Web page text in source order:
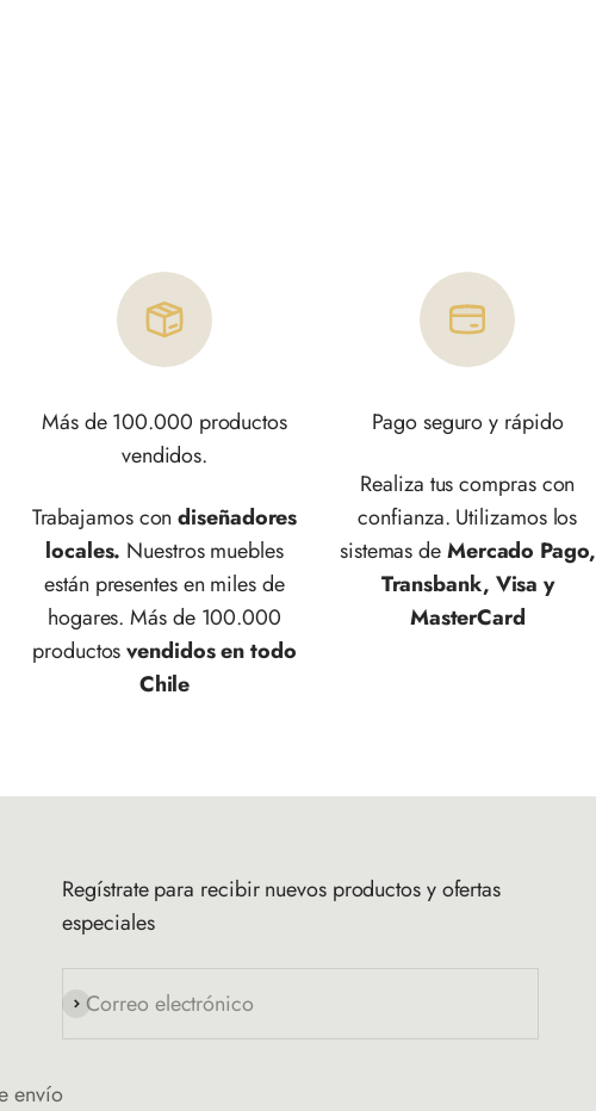
Más de 100.000 productos
vendidos.
Trabajamos condiseñadores
locales. Nuestros muebles
están presentes en miles de
hogares. Más de 100.000
productosvendidos en todo
Chile
Pago seguro y rápido
Realiza tus compras con
confianza. Utilizamos los
sistemas deMercado Pago,
Transbank, Visa y
MasterCard
envío
Regístrate para recibir nuevos productos y ofertas
especiales
Correo electrónico
Suscribirse